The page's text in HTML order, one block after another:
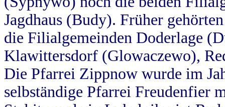
Jagdhaus (Budy). Früher
die Filialgemeinden Doderlage
Klawittersdorf (Glowaczewo),
Die Pfarrei Zippnow wurde im
selbständige Pfarrei Freudenfier